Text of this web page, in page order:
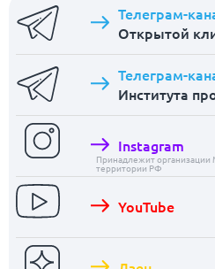
Телеграм-
Открытой
Телеграм-
Института
Instagram
Принадлежит организации
территории РФ
YouTube